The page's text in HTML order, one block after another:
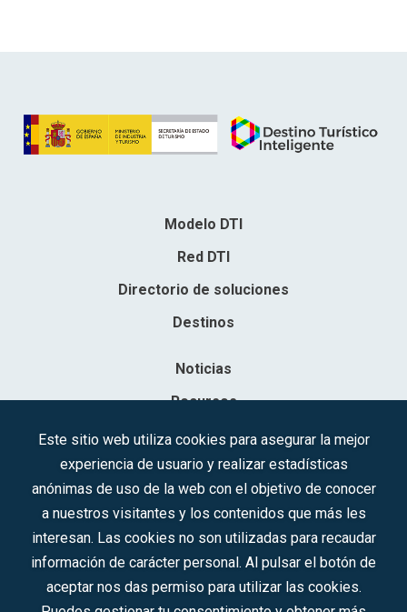
Modelo DTI
Red DTI
Directorio de soluciones
Destinos
Noticias
Recursos
Contacto
Sociedad Mercantil Estatal para la Gestión de la Innovación y las
Inscrita en el R.M. de Madrid, T, 12593, Se. 8, F. 129, H. 201.307.
C.I.F.: A-81/874.984
Síguenos en redes sociales:
Este sitio web utiliza cookies para asegurar la mejor
experiencia de usuario y realizar estadísticas
anónimas de uso de la web con el objetivo de conocer
a nuestros visitantes y los contenidos que más les
interesan. Las cookies no son utilizadas para recaudar
información de carácter personal. Al pulsar el botón de
aceptar nos das permiso para utilizar las cookies.